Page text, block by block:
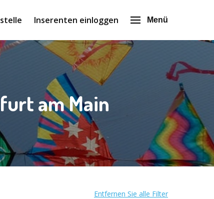
Inserenten einloggen Menü
am Main
Entfernen Sie alle Filter